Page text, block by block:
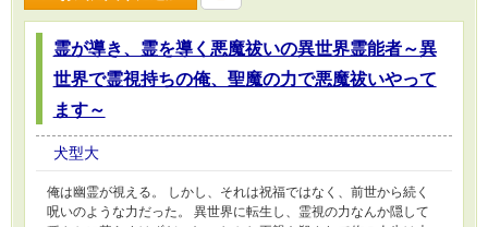
霊が導き、霊を導く悪魔祓いの異世界霊能者～異
世界で霊視持ちの俺、聖魔の力で悪魔祓いやって
ます～
犬型大
俺は幽霊が視える。 しかし、それは祝福ではなく、前世から続く
呪いのような力だった。 異世界に転生し、霊視の力なんか隠して